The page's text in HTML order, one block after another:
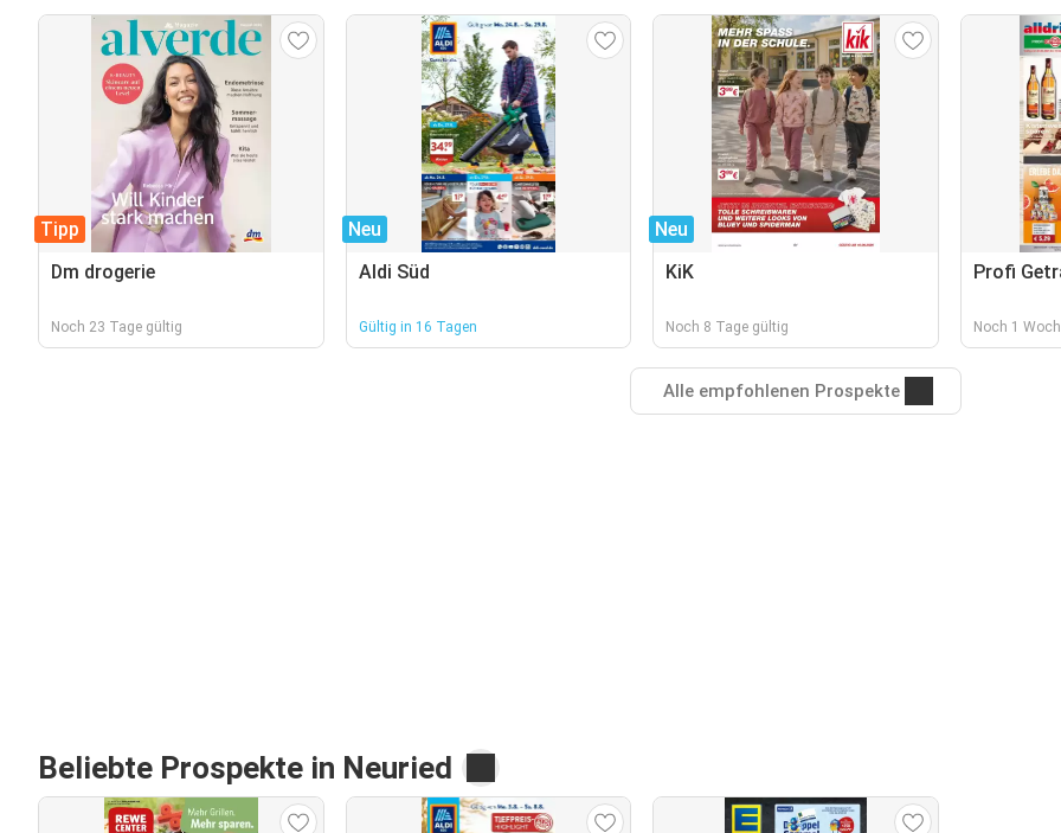
Tipp
Dm drogerie
Noch 23 Tage gültig
Neu
Aldi Süd
Gültig in 16 Tagen
Neu
KiK
Noch 8 Tage gültig
Profi
Noch 1
Alle empfohlenen Prospekte
Beliebte Prospekte in Neuried